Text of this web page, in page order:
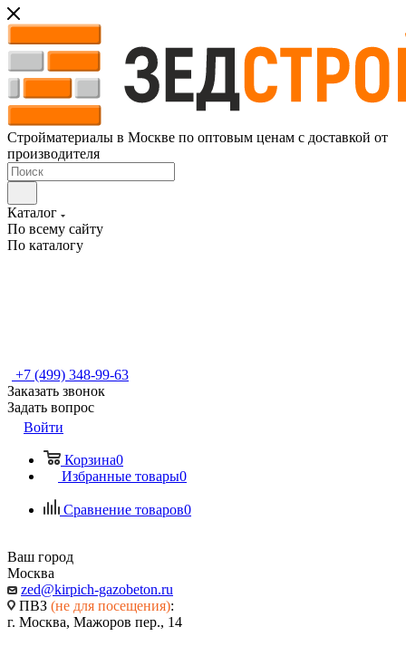
Стройматериалы в Москве по оптовым ценам с доставкой от
производителя
Каталог
По всему сайту
По каталогу
+7 (499) 348-99-63
Заказать звонок
Задать вопрос
Войти
Корзина0
Избранные товары0
Сравнение товаров0
Ваш город
Москва
zed@kirpich-gazobeton.ru
ПВЗ (не для посещения):
г. Москва, Мажоров пер., 14